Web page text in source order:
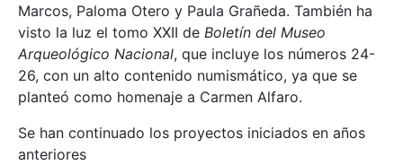
Marcos, Paloma Otero y Paula Grañeda. También ha
visto la luz el tomo XXII de Boletín del Museo
Arqueológico Nacional, que incluye los números 24-
26, con un alto contenido numismático, ya que se
planteó como homenaje a Carmen Alfaro.
Se han continuado los proyectos iniciados en años
anteriores